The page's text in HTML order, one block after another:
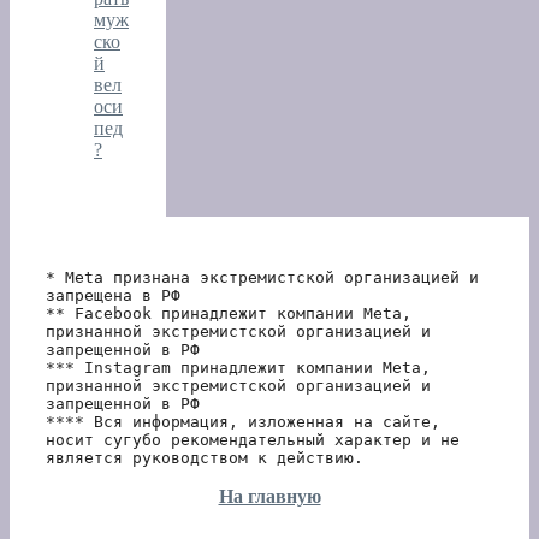
муж
ско
й
вел
оси
пед
?
* Meta признана экстремистской организацией и
запрещена в РФ
** Facebook принадлежит компании Meta,
признанной экстремистской организацией и
запрещенной в РФ
*** Instagram принадлежит компании Meta,
признанной экстремистской организацией и
запрещенной в РФ
**** Вся информация, изложенная на сайте,
носит сугубо рекомендательный характер и не
является руководством к действию.
На главную